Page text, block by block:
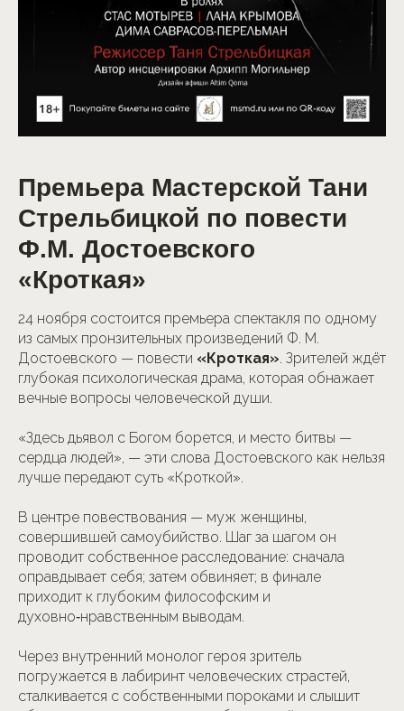
Премьера Мастерской Тани
Стрельбицкой по повести
Ф.М. Достоевского
«Кроткая»
24 ноября состоится премьера спектакля по одному
из самых пронзительных произведений Ф. М.
Достоевского — повести «Кроткая». Зрителей ждёт
глубокая психологическая драма, которая обнажает
вечные вопросы человеческой души.
«Здесь дьявол с Богом борется, и место битвы —
сердца людей», — эти слова Достоевского как нельзя
лучше передают суть «Кроткой».
В центре повествования — муж женщины,
совершившей самоубийство. Шаг за шагом он
проводит собственное расследование: сначала
оправдывает себя; затем обвиняет; в финале
приходит к глубоким философским и
духовно‑нравственным выводам.
Через внутренний монолог героя зритель
погружается в лабиринт человеческих страстей,
сталкивается с собственными пороками и слышит